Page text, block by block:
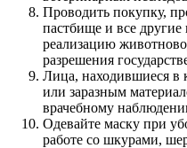
Проводить покупку,
пастбище и все
реализацию
разрешения
Лица, находившиеся в
или заразным
врачебному
Одевайте маску при
работе со шкурами,